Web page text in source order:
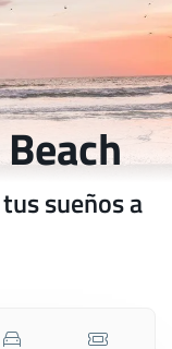
sueños a